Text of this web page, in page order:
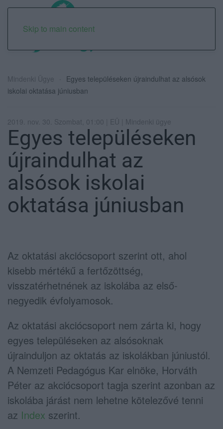
Skip to main content
Mindenki Ügye
Egyes településeken újraindulhat az alsósok
iskolai oktatása júniusban
2019. nov. 30. Szombat, 01:00 | EÜ | Mindenki ügye
Egyes településeken
újraindulhat az
alsósok iskolai
oktatása júniusban
Az oktatási akciócsoport szerint ott, ahol
kisebb mértékű a fertőzöttség,
visszatérhetnének az iskolába az első-
negyedik évfolyamosok.
Az oktatási akciócsoport nem zárta ki, hogy
egyes településeken az alsósoknak
újrainduljon az oktatás az iskolákban júniustól.
A Nemzeti Pedagógus Kar elnöke, Horváth
Péter az akciócsoport tagja szerint azonban az
iskolába járást nem lehetne kötelezővé tenni
az Index szerint.